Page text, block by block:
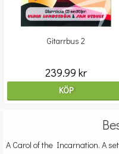
Gitarrbus 2
239.99 kr
KÖP
A Carol of the Incarnation. A